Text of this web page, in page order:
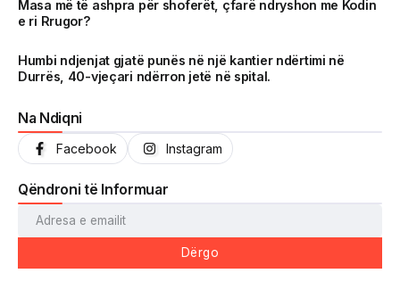
arritura në një kohë shumë të shkurtër, Vrojtuesit është
kthyer në një zë të fortë informimi dhe një pasqyrë reale të
Masa më të ashpra për shoferët, çfarë ndryshon me Kodin
e ri Rrugor?
Humbi ndjenjat gjatë punës në një kantier ndërtimi në
Durrës, 40-vjeçari ndërron jetë në spital.
Na Ndiqni
Facebook Instagram
Qëndroni të Informuar
Dërgo